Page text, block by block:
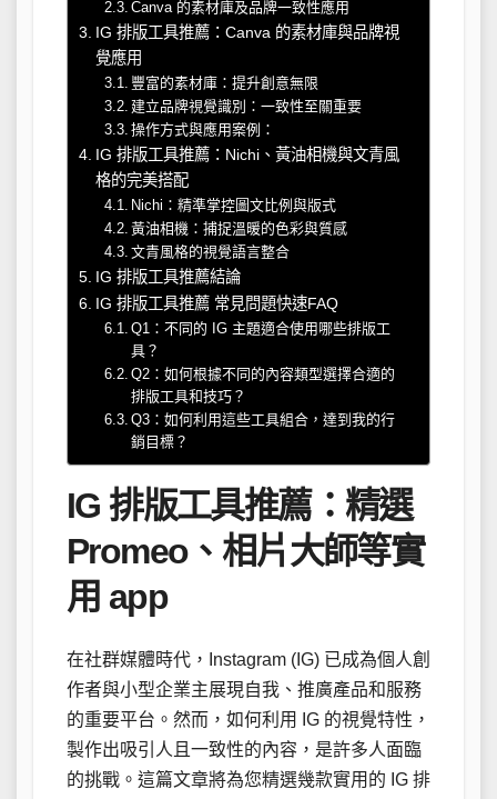
Canva 的素材庫及品牌一致性應用
IG 排版工具推薦：Canva 的素材庫與品牌視
覺應用
豐富的素材庫：提升創意無限
建立品牌視覺識別：一致性至關重要
操作方式與應用案例：
IG 排版工具推薦：Nichi、黃油相機與文青風
格的完美搭配
Nichi：精準掌控圖文比例與版式
黃油相機：捕捉溫暖的色彩與質感
文青風格的視覺語言整合
IG 排版工具推薦結論
IG 排版工具推薦 常見問題快速FAQ
Q1：不同的 IG 主題適合使用哪些排版工
具？
Q2：如何根據不同的內容類型選擇合適的
排版工具和技巧？
Q3：如何利用這些工具組合，達到我的行
銷目標？
IG 排版工具推薦：精選
Promeo、相片大師等實
用 app
在社群媒體時代，Instagram (IG) 已成為個人創
作者與小型企業主展現自我、推廣產品和服務
的重要平台。然而，如何利用 IG 的視覺特性，
製作出吸引人且一致性的內容，是許多人面臨
的挑戰。這篇文章將為您精選幾款實用的 IG 排